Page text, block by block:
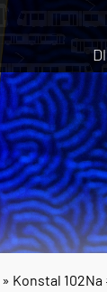
» Konstal 102Na